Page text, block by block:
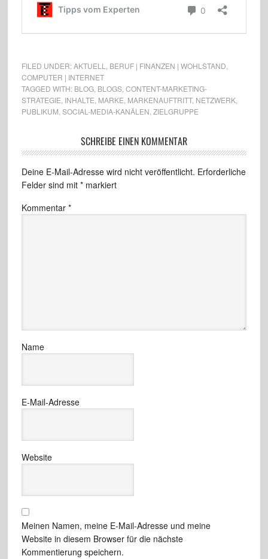
FILED UNDER:AKTUELL, BERUF | FINANZEN | WOHLSTAND,
COMPUTER | INTERNET
TAGGED WITH: BLOG, BLOGS,CONTENT-MARKETING-
STRATEGIE, INHALTE, MARKE, MARKENAUFTRITT, NETZWERK,
PUBLIKUM,SOCIAL-MEDIA-KANÄLEN,ZIELGRUPPE
SCHREIBE EINEN KOMMENTAR
Deine E-Mail-Adresse wird nicht veröffentlicht. Erforderliche
Felder sind mit *markiert
Kommentar *
Name
E-Mail-Adresse
Website
Meinen Namen, meine E-Mail-Adresse und meine
Website in diesem Browser für die nächste
Kommentierung speichern.